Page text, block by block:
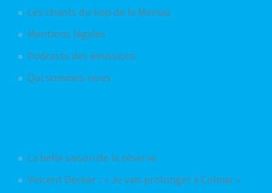
Les chants du kop de la Meinau
Mentions légales
Podcasts des émissions
Qui sommes-nous
La belle saison de la réserve
Vincent Decker : « Je vais prolonger à Colmar »